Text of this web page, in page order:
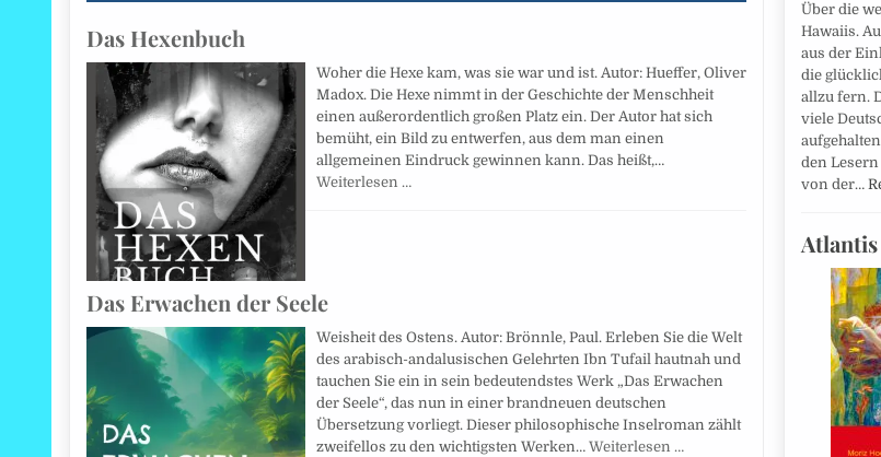
Das Hexenbuch
Woher die Hexe kam, was sie war und ist. Autor: Hueffer, Oliver
Madox. Die Hexe nimmt in der Geschichte der Menschheit
einen außerordentlich großen Platz ein. Der Autor hat sich
bemüht, ein Bild zu entwerfen, aus dem man einen
allgemeinen Eindruck gewinnen kann. Das heißt,…
Weiterlesen …
Das Erwachen der Seele
Weisheit des Ostens. Autor: Brönnle, Paul. Erleben Sie die Welt
des arabisch-andalusischen Gelehrten Ibn Tufail hautnah und
tauchen Sie ein in sein bedeutendstes Werk „Das Erwachen
der Seele“, das nun in einer brandneuen deutschen
Übersetzung vorliegt. Dieser philosophische Inselroman zählt
zweifellos zu den wichtigsten Werken…Weiterlesen …
Über die
Hawaiis.
aus der
die
allzu fern.
viele
den
von der…
Atlantis